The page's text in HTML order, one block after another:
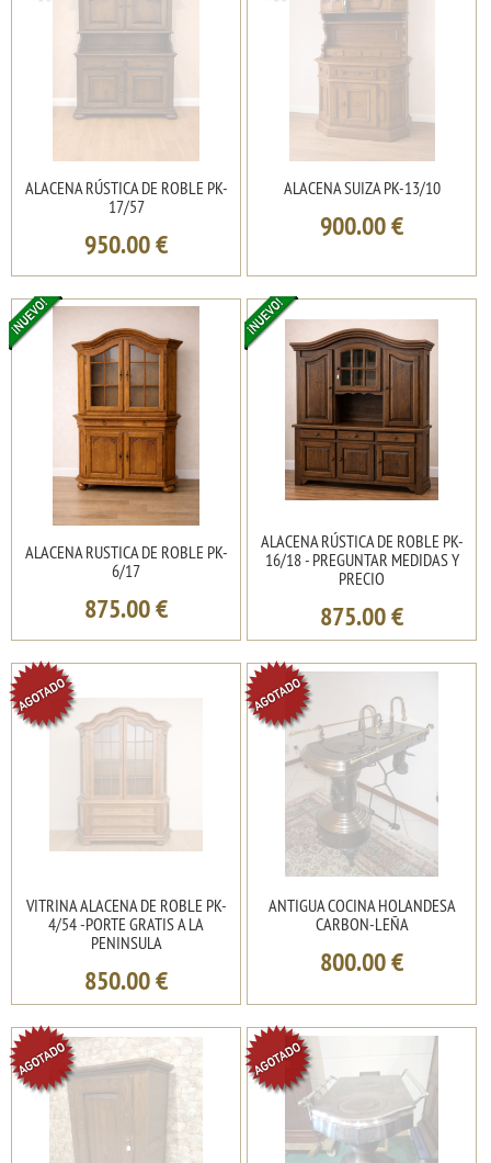
ALACENA RÚSTICA DE ROBLE PK-
17/57
950.00€
ALACENA SUIZA PK-13/10
900.00€
ALACENA RUSTICA DE ROBLE PK-
6/17
875.00€
ALACENA RÚSTICA DE ROBLE PK-
16/18 - PREGUNTAR MEDIDAS Y
PRECIO
875.00€
VITRINA ALACENA DE ROBLE PK-
4/54 -PORTE GRATIS A LA
PENINSULA
850.00€
ANTIGUA COCINA HOLANDESA
CARBON-LEÑA
800.00€